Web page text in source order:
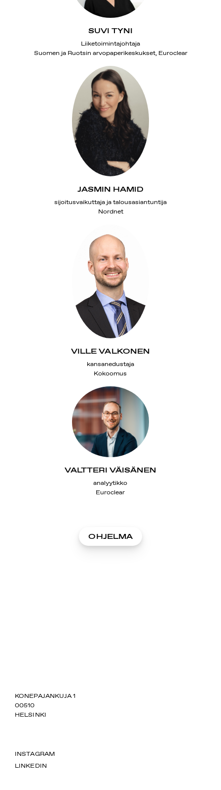
SUVI TYNI
Liiketoimintajohtaja
Suomen ja Ruotsin arvopaperikeskukset, Euroclear
JASMIN HAMID
sijoitusvaikuttaja ja talousasiantuntija
Nordnet
VILLE VALKONEN
kansanedustaja
Kokoomus
VALTTERI VÄISÄNEN
analyytikko
Euroclear
OHJELMA
SUOMIAREENA
KONEPAJANKUJA 1
00510
HELSINKI
INSTAGRAM
LINKEDIN